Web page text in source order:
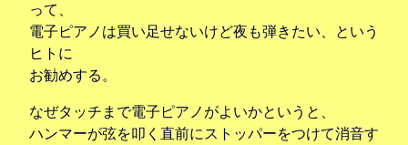
って、
電子ピアノは買い足せないけど夜も弾きたい、という
ヒトに
お勧めする。
なぜタッチまで電子ピアノがよいかというと、
ハンマーが弦を叩く直前にストッパーをつけて消音す